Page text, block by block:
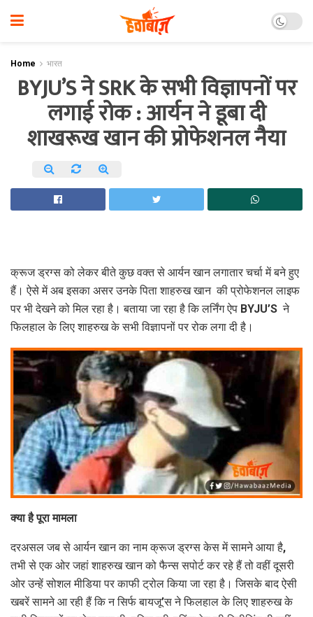
Home भारत
BYJU’S ने SRK के सभी विज्ञापनों पर
लगाई रोक : आर्यन ने डूबा दी
शाखरूख खान की प्रोफेशनल नैया
क्रूज ड्रग्स को लेकर बीते कुछ वक्त से आर्यन खान लगातार चर्चा में बने हुए
हैं। ऐसे में अब इसका असर उनके पिता शाहरुख खान की प्रोफेशनल लाइफ
पर भी देखने को मिल रहा है। बताया जा रहा है कि लर्निंग ऐप BYJU’S ने
फिलहाल के लिए शाहरुख के सभी विज्ञापनों पर रोक लगा दी है।
क्या है पूरा मामला
दरअसल जब से आर्यन खान का नाम क्रूज ड्रग्स केस में सामने आया है,
तभी से एक ओर जहां शाहरुख खान को फैन्स सपोर्ट कर रहे हैं तो वहीं दूसरी
ओर उन्हें सोशल मीडिया पर काफी ट्रोल किया जा रहा है। जिसके बाद ऐसी
खबरें सामने आ रही हैं कि न सिर्फ बायजू’स ने फिलहाल के लिए शाहरुख के